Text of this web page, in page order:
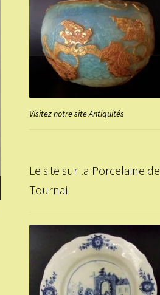
Visitez notre site Antiquités
Le site sur la Porcelaine de
Tournai